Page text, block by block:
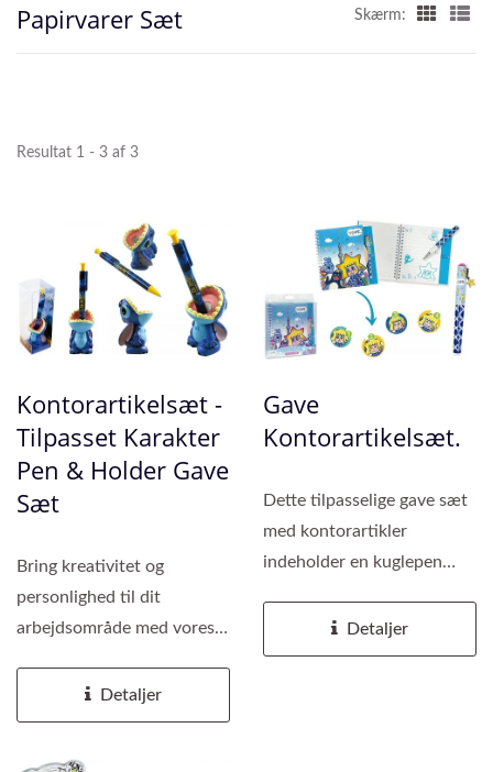
Papirvarer Sæt Skærm:
Resultat 1 - 3 af 3
Kontorartikelsæt -
Tilpasset Karakter
Pen & Holder Gave
Sæt
Bring kreativitet og
personlighed til dit
arbejdsområde med vores
kontorartikelsæt,...
Detaljer
Gave
Kontorartikelsæt.
Dette tilpasselige gave sæt
med kontorartikler
indeholder en kuglepen
notesbog,...Detaljer